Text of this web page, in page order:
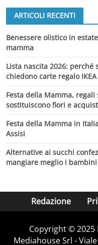
ARTICOLI RECENTI
Benessere olistico in
mamma
Lista nascita 2026:
chiedono carte regalo
Festa della Mamma,
sostituiscono fiori e
Festa della Mamma in
Assisi
Alternative ai succhi
mangiare meglio i bambini
Redazione
Copyright ©
Mediahouse Srl -